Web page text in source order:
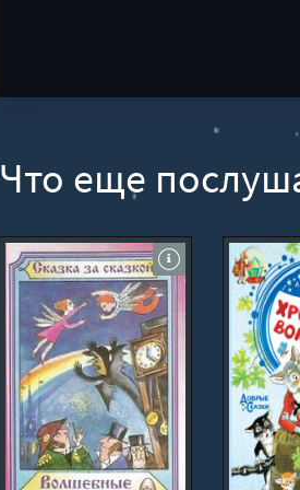
Что еще